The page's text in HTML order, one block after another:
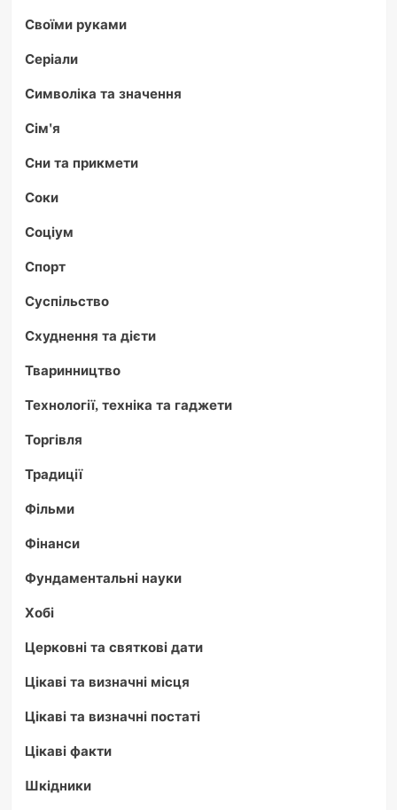
Своїми руками
Серіали
Символіка та значення
Сім'я
Сни та прикмети
Соки
Соціум
Спорт
Суспільство
Схуднення та дієти
Тваринництво
Технології, техніка та гаджети
Торгівля
Традиції
Фільми
Фінанси
Фундаментальні науки
Хобі
Церковні та святкові дати
Цікаві та визначні місця
Цікаві та визначні постаті
Цікаві факти
Шкідники